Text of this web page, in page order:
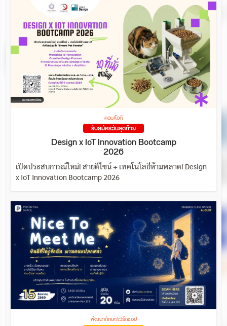
คอม/ไอที
รับสมัครวันสุดท้าย
Design x IoT Innovation Bootcamp
2026
เปิดประสบการณ์ใหม่! สายดีไซน์ + เทคโนโลยีห้ามพลาด! Design
x IoT Innovation Bootcamp 2026
พัฒนาทักษะ/เวิร์กชอป